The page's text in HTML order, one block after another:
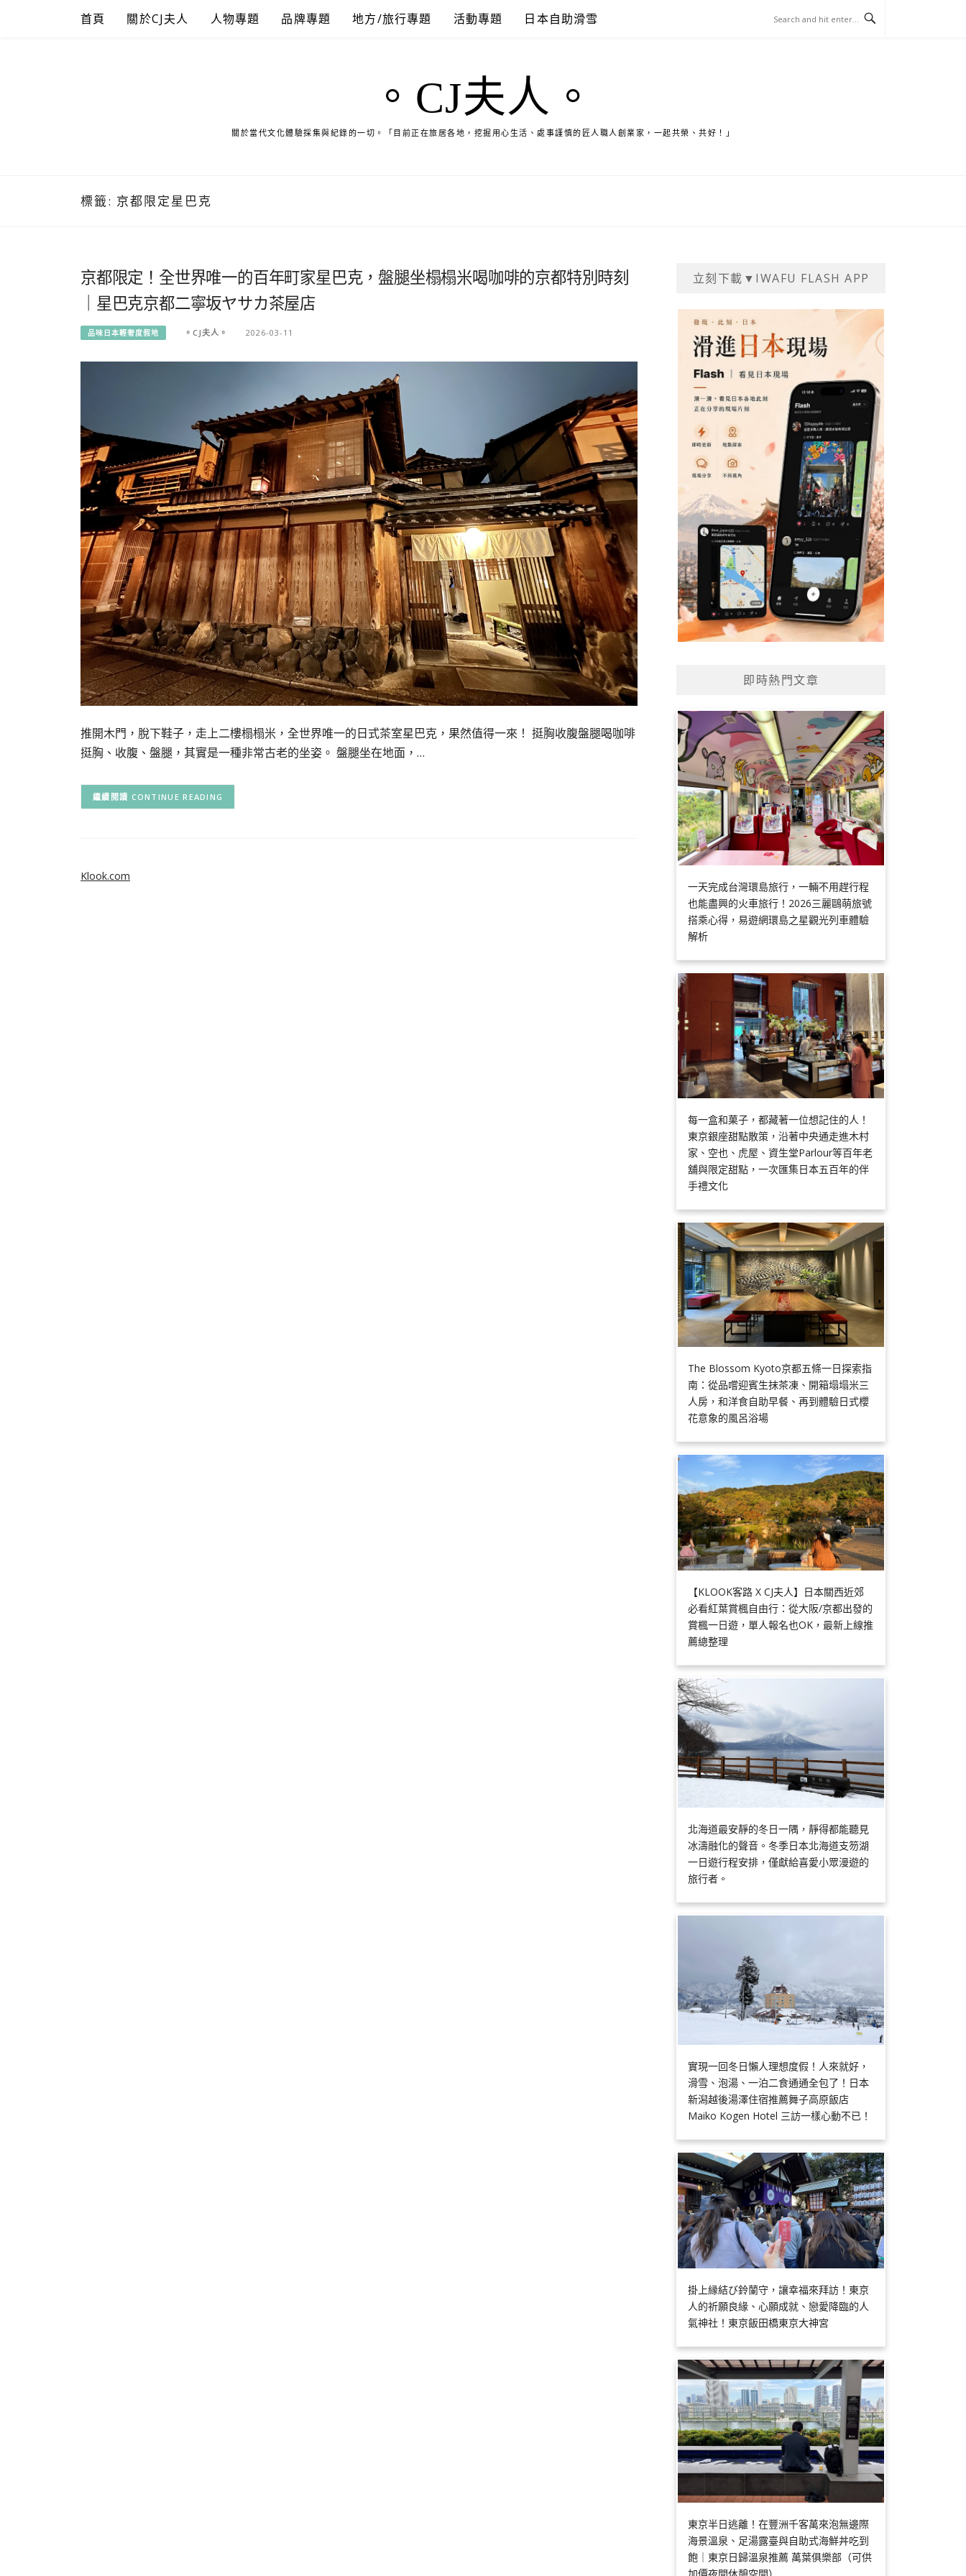
首頁 關於CJ夫人 人物專題 品牌專題 地方/旅行專題 活動專題 日本自助滑雪
。CJ夫人。
關於當代文化體驗採集與紀錄的一切。「目前正在旅居各地，挖掘用心生活、處事謹慎的匠人職人創業家，一起共榮、共好！」
標籤: 京都限定星巴克
京都限定！全世界唯一的百年町家星巴克，盤腿坐榻榻米喝咖啡的京都特別時刻
｜星巴克京都二寧坂ヤサカ茶屋店
品味日本輕奢度假地 。CJ夫人。 2026-03-11
推開木門，脫下鞋子，走上二樓榻榻米，全世界唯一的日式茶室星巴克，果然值得一來！ 挺胸收腹盤腿喝咖啡
挺胸、收腹、盤腿，其實是一種非常古老的坐姿。 盤腿坐在地面，…
CONTINUE READING
立刻下載▼IWAFU FLASH APP
即時熱門文章
一天完成台灣環島旅行，一輛不用趕行程
也能盡興的火車旅行！2026三麗鷗萌旅號
搭乘心得，易遊網環島之星觀光列車體驗
解析
每一盒和菓子，都藏著一位想記住的人！
東京銀座甜點散策，沿著中央通走進木村
家、空也、虎屋、資生堂Parlour等百年老
舖與限定甜點，一次匯集日本五百年的伴
手禮文化
The Blossom Kyoto京都五條一日探索指
南：從品嚐迎賓生抹茶凍、開箱塌塌米三
人房，和洋食自助早餐、再到體驗日式櫻
花意象的風呂浴場
【KLOOK客路 X CJ夫人】日本關西近郊
必看紅葉賞楓自由行：從大阪/京都出發的
賞楓一日遊，單人報名也OK，最新上線推
薦總整理
北海道最安靜的冬日一隅，靜得都能聽見
冰濤融化的聲音。冬季日本北海道支笏湖
一日遊行程安排，僅獻給喜愛小眾漫遊的
旅行者。
實現一回冬日懶人理想度假！人來就好，
滑雪、泡湯、一泊二食通通全包了！日本
新潟越後湯澤住宿推薦舞子高原飯店
Maiko Kogen Hotel 三訪一樣心動不已！
掛上縁結び鈴蘭守，讓幸福來拜訪！東京
人的祈願良緣、心願成就、戀愛降臨的人
氣神社！東京飯田橋東京大神宮
東京半日逃離！在豐洲千客萬來泡無邊際
海景溫泉、足湯露臺與自助式海鮮丼吃到
飽｜東京日歸溫泉推薦 萬葉俱樂部（可供
Klook.com